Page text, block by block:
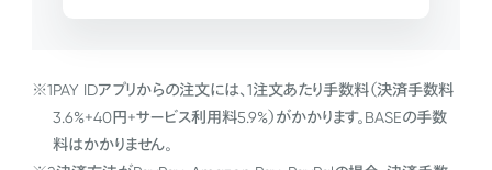
※1PAY IDアプリからの注文には、1注文あたり手数料（決済手数料
3.6%+40円+サービス利用料5.9%）がかかります。BASEの手数
料はかかりません。